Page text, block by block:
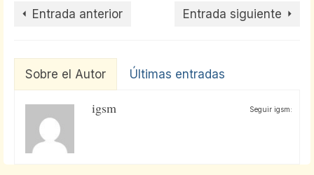
Entrada anterior Entrada siguiente
Sobre el Autor Últimas entradas
Seguir igsm:
igsm